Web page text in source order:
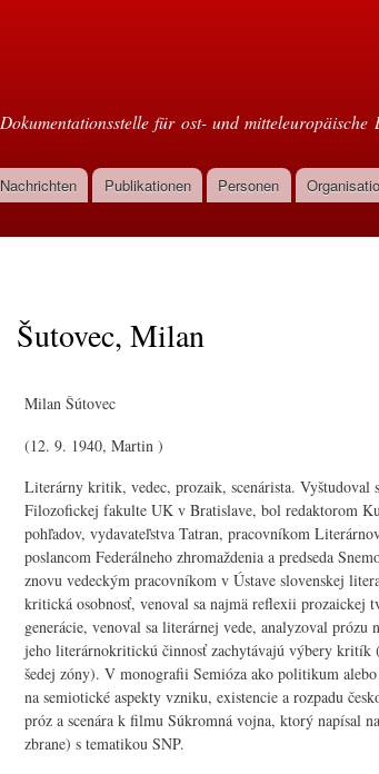
Dokumentationsstelle für ost- und mitteleuropäische
Nachrichten Publikationen Personen
Šutovec, Milan
Milan Šútovec
(12. 9. 1940, Martin )
Literárny kritik, vedec, prozaik, scenárista. Vyštudoval
Filozofickej fakulte UK v Bratislave, bol redaktorom
pohľadov, vydavateľstva Tatran, pracovníkom
poslancom Federálneho zhromaždenia a predseda
znovu vedeckým pracovníkom v Ústave slovenskej
kritická osobnosť, venoval sa najmä reflexii prozaickej
generácie, venoval sa literárnej vede, analyzoval
jeho literárnokritickú činnosť zachytávajú výbery kritík
šedej zóny). V monografii Semióza ako politikum
na semiotické aspekty vzniku, existencie a rozpadu
próz a scenára k filmu Súkromná vojna, ktorý napísal
zbrane) s tematikou SNP.